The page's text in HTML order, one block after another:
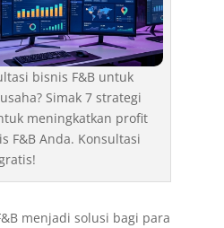
bisnis F&B untuk
Simak 7 strategi
meningkatkan profit
F&B Anda. Konsultasi
menjadi solusi bagi para